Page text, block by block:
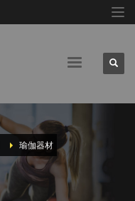
瑜伽器材